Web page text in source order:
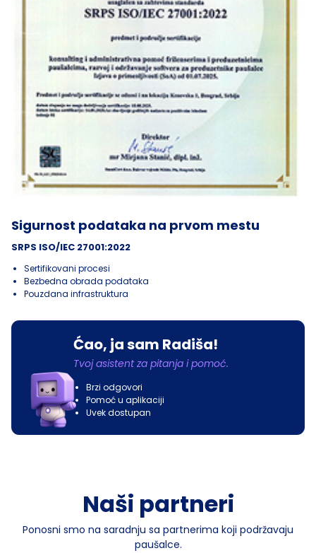
Sigurnost podataka na prvom mestu
SRPS ISO/IEC 27001:2022
Sertifikovani procesi
Bezbedna obrada podataka
Pouzdana infrastruktura
Ćao, ja sam Radiša!
Tvoj asistent za pitanja i pomoć.
Brzi odgovori
Pomoć u aplikaciji
Uvek dostupan
Naši partneri
Ponosni smo na saradnju sa partnerima koji podržavaju
paušalce.